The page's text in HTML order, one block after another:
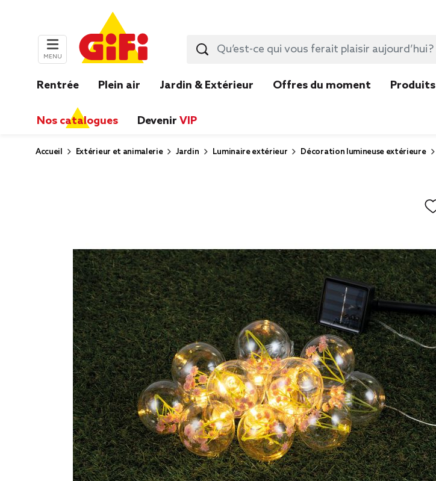
MENU
Rentrée Plein air Jardin & Extérieur Offres du moment Produits
Nos catalogues Devenir VIP
Accueil Extérieur et animalerie Jardin Luminaire extérieur Décoration lumineuse extérieure